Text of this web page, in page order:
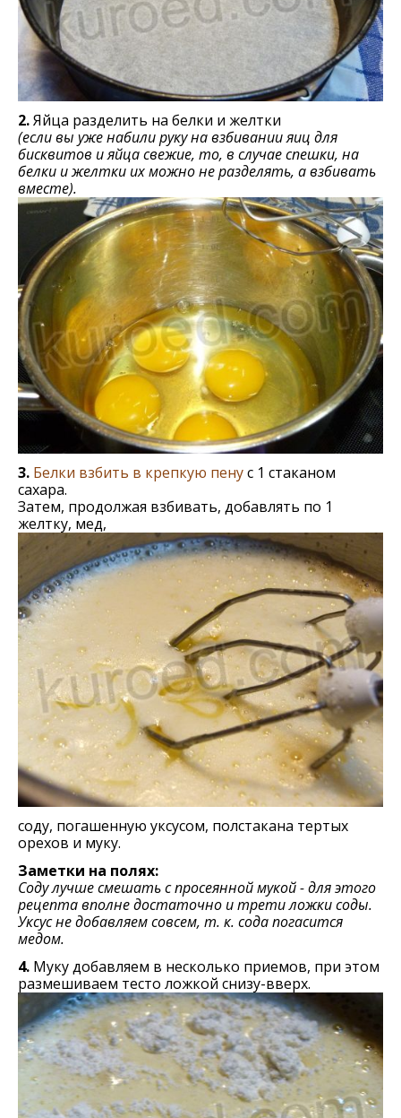
2.Яйца разделить на белки и желтки
(если вы уже набили руку на взбивании яиц для
бисквитов и яйца свежие, то, в случае спешки, на
белки и желтки их можно не разделять, а взбивать
вместе).
3. Белки взбить в крепкую пенус 1 стаканом
сахара.
Затем, продолжая взбивать, добавлять по 1
желтку, мед,
соду, погашенную уксусом, полстакана тертых
орехов и муку.
Заметки на полях:
Соду лучше смешать с просеянной мукой - для этого
рецепта вполне достаточно и трети ложки соды.
Уксус не добавляем совсем, т. к. сода погасится
медом.
4. Муку добавляем в несколько приемов, при этом
размешиваем тесто ложкой снизу-вверх.